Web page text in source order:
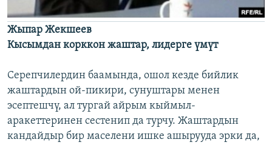
Жыпар Жекшеев
Кысымдан корккон жаштар, лидерге үмүт
Серепчилердин баамында, ошол кезде бийлик
жаштардын ой-пикири, сунуштары менен
эсептешчү, ал тургай айрым кыймыл-
аракеттеринен сестенип да турчу. Жаштардын
кандайдыр бир маселени ишке ашырууда эрки да,